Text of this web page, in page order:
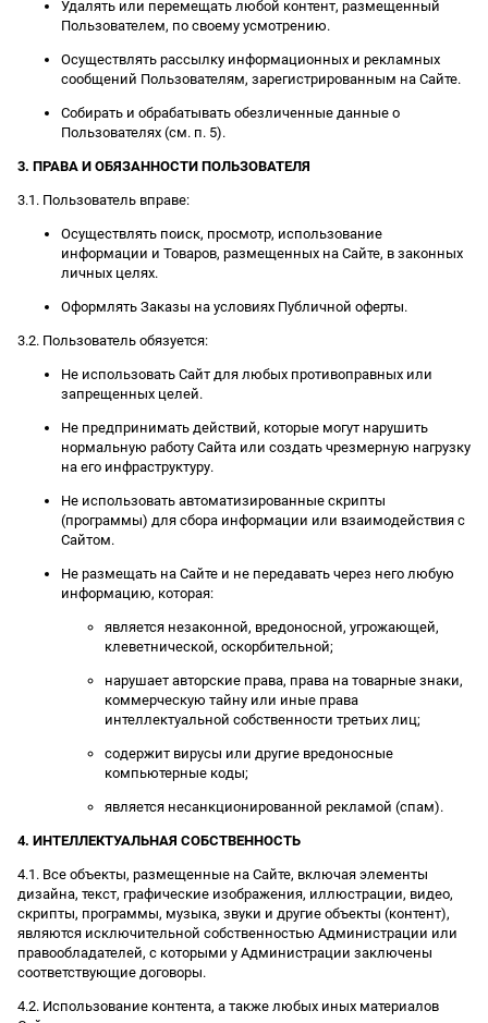
Удалять или перемещать любой контент, размещенный
Пользователем, по своему усмотрению.
Осуществлять рассылку информационных и рекламных
сообщений Пользователям, зарегистрированным на Сайте.
Собирать и обрабатывать обезличенные данные о
Пользователях (см. п. 5).
3. ПРАВА И ОБЯЗАННОСТИ ПОЛЬЗОВАТЕЛЯ
3.1. Пользователь вправе:
Осуществлять поиск, просмотр, использование
информации и Товаров, размещенных на Сайте, в законных
личных целях.
Оформлять Заказы на условиях Публичной оферты.
3.2. Пользователь обязуется:
Не использовать Сайт для любых противоправных или
запрещенных целей.
Не предпринимать действий, которые могут нарушить
нормальную работу Сайта или создать чрезмерную нагрузку
на его инфраструктуру.
Не использовать автоматизированные скрипты
(программы) для сбора информации или взаимодействия с
Сайтом.
Не размещать на Сайте и не передавать через него любую
информацию, которая:
является незаконной, вредоносной, угрожающей,
клеветнической, оскорбительной;
нарушает авторские права, права на товарные знаки,
коммерческую тайну или иные права
интеллектуальной собственности третьих лиц;
содержит вирусы или другие вредоносные
компьютерные коды;
является несанкционированной рекламой (спам).
4. ИНТЕЛЛЕКТУАЛЬНАЯ СОБСТВЕННОСТЬ
4.1. Все объекты, размещенные на Сайте, включая элементы
дизайна, текст, графические изображения, иллюстрации, видео,
скрипты, программы, музыка, звуки и другие объекты (контент),
являются исключительной собственностью Администрации или
правообладателей, с которыми у Администрации заключены
соответствующие договоры.
4.2. Использование контента, а также любых иных материалов